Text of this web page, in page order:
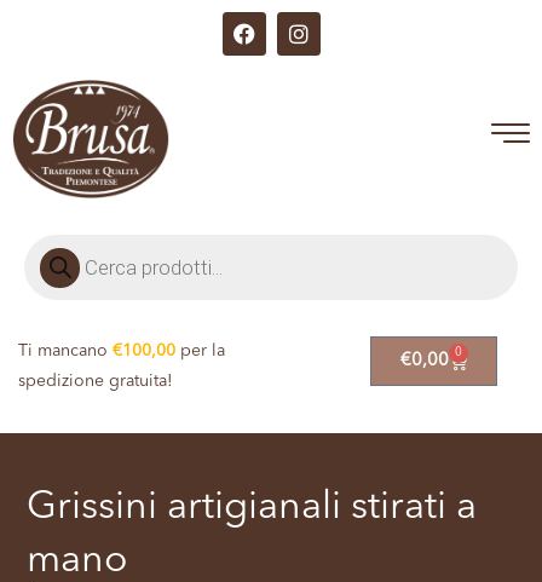
Ti mancano €100,00 per la
spedizione gratuita!
€0,00 0
Grissini artigianali stirati a
mano